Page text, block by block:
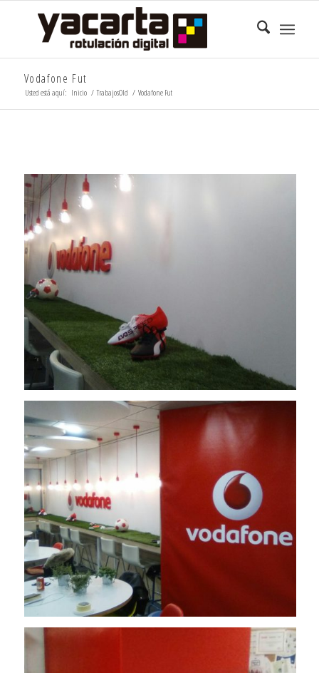
Vodafone Fut
Usted está aquí: Inicio / TrabajosOld / Vodafone Fut